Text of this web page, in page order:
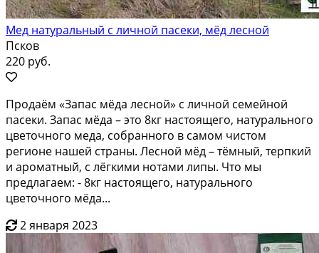
Мед натуральный с личной пасеки, мёд лесной
Псков
220 руб.
Продаём «Запас мёда лесной» с личной семейной
пасеки. Запас мёда – это 8кг настоящего, натурального
цветочного меда, собранного в самом чистом
регионе нашей страны. Лесной мёд – тёмный, терпкий
и ароматный, с лёгкими нотами липы. Что мы
предлагаем: - 8кг настоящего, натурального
цветочного мёда...
2 января 2023